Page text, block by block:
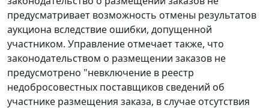
предусматривает возможность отмены результатов
аукциона вследствие ошибки, допущенной
участником. Управление отмечает также, что
законодательством о размещении заказов не
предусмотрено "невключение в реестр
недобросовестных поставщиков сведений об
участнике размещения заказа, в случае отсутствия